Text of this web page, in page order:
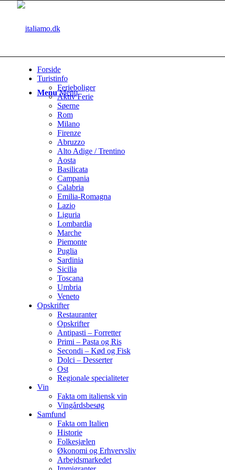
Menu Menu
Forside
Turistinfo
Ferieboliger
Aktiv Ferie
Søerne
Rom
Milano
Firenze
Abruzzo
Alto Adige / Trentino
Aosta
Basilicata
Campania
Calabria
Emilia-Romagna
Lazio
Liguria
Lombardia
Marche
Piemonte
Puglia
Sardinia
Sicilia
Toscana
Umbria
Veneto
Opskrifter
Restauranter
Opskrifter
Antipasti – Forretter
Primi – Pasta og Ris
Secondi – Kød og Fisk
Dolci – Desserter
Ost
Regionale specialiteter
Vin
Fakta om italiensk vin
Vingårdsbesøg
Samfund
Fakta om Italien
Historie
Folkesjælen
Økonomi og Erhvervsliv
Arbejdsmarkedet